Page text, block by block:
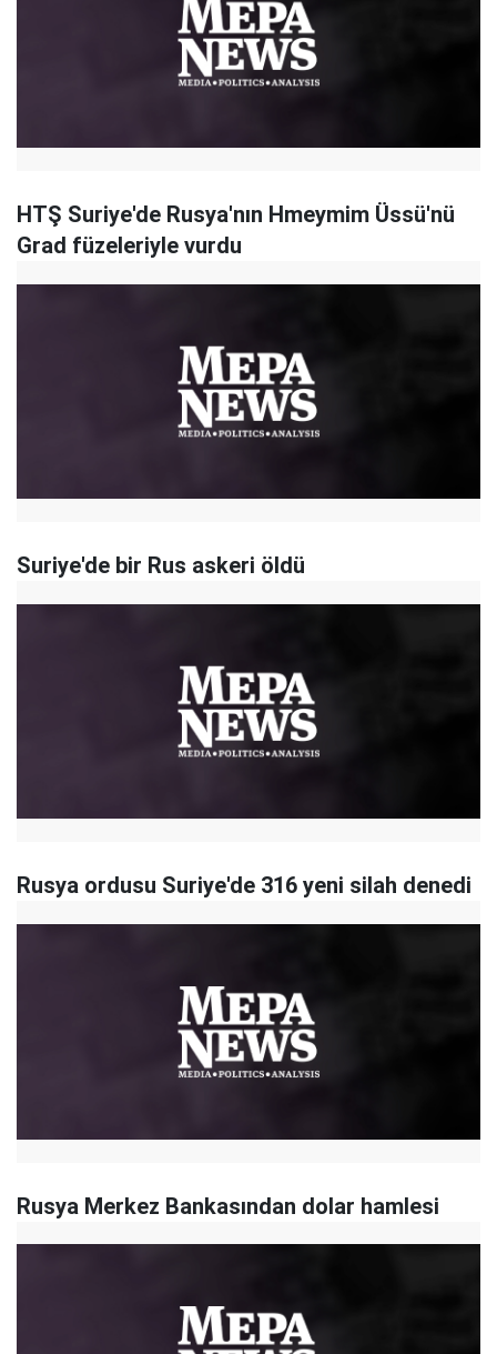
HTŞ Suriye'de Rusya'nın Hmeymim Üssü'nü
Grad füzeleriyle vurdu
Suriye'de bir Rus askeri öldü
Rusya ordusu Suriye'de 316 yeni silah denedi
Rusya Merkez Bankasından dolar hamlesi